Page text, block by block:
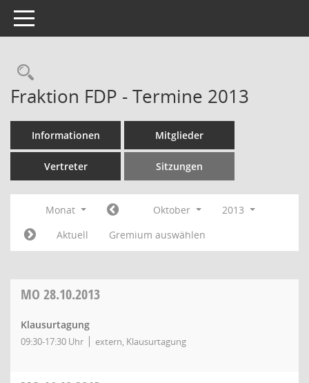
Toggle navigation
Rechercheauswahl
Fraktion FDP - Termine 2013
Informationen Mitglieder
Vertreter Sitzungen
Monat Oktober
2013
Aktuell
Gremium auswählen
MO 28.10.2013
Klausurtagung
09:30-17:30 Uhr extern, Klausurtagung